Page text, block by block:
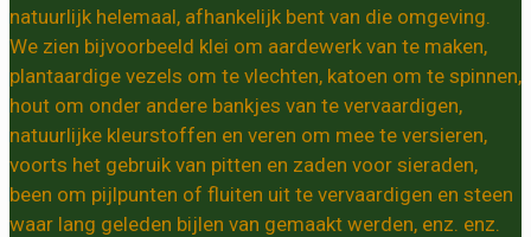
natuurlijk helemaal, afhankelijk bent van die omgeving.
We zien bijvoorbeeld klei om aardewerk van te maken,
plantaardige vezels om te vlechten, katoen om te spinnen,
hout om onder andere bankjes van te vervaardigen,
natuurlijke kleurstoffen en veren om mee te versieren,
voorts het gebruik van pitten en zaden voor sieraden,
been om pijlpunten of fluiten uit te vervaardigen en steen
waar lang geleden bijlen van gemaakt werden, enz. enz.